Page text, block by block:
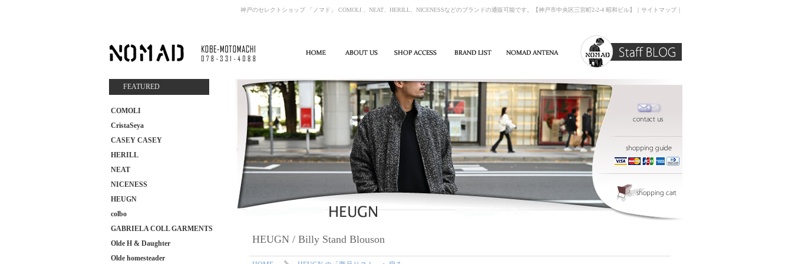
神戸のセレクトショップ 「ノマド」 COMOLI 、NEAT、HERILL、NICENESSなどのブランドの通販可能です。【神戸市中央区三宮町2-2-4 昭和ビル】｜ サイトマップ
FEATURED
COMOLI
CristaSeya
CASEY CASEY
HERILL
NEAT
NICENESS
HEUGN
colbo
GABRIELA COLL GARMENTS
Olde H & Daughter
Olde homesteader
HEUGN / Billy Stand Blouson